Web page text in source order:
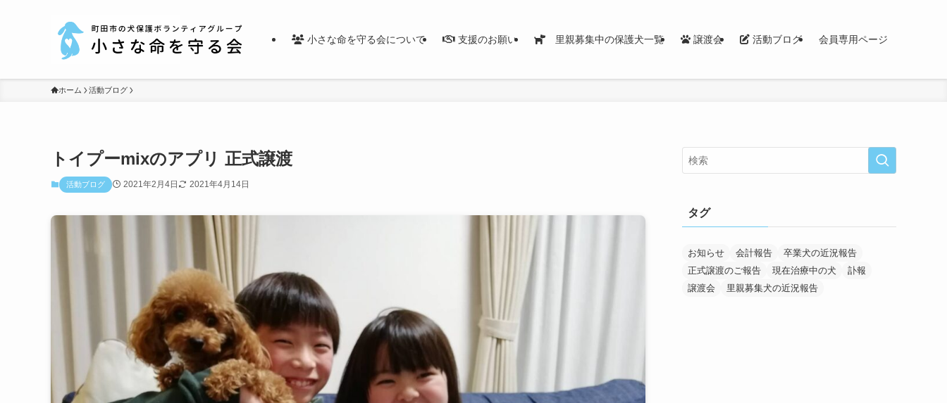
小さな命を守る会について 支援のお願い 里親募集中の保護犬一覧 譲渡会 活動ブログ 会員専用ページ
ホーム 活動ブログ
トイプーmixのアプリ 正式譲渡
活動ブログ 2021年2月4日 2021年4月14日
タグ
お知らせ 会計報告
卒業犬の近況報告
正式譲渡のご報告
現在治療中の犬
訃報
譲渡会
里親募集犬の近況報告